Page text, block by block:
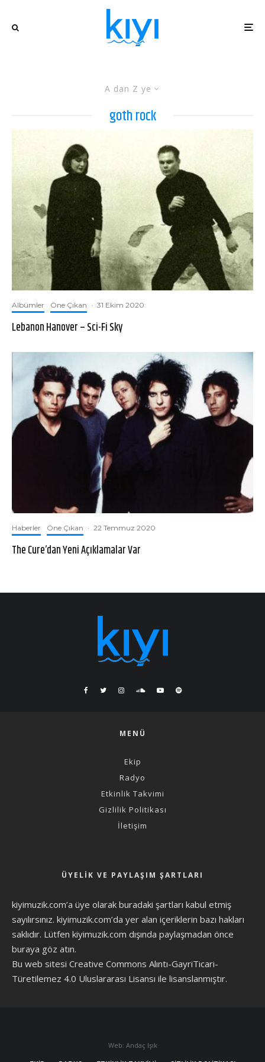
A dan Z ye
goth rock
Albümler Öne Çıkan · 31 Ekim 2020
Lebanon Hanover – Sci-Fi Sky
Haberler Öne Çıkan · 22 Temmuz 2020
The Cure’dan Yeni Açıklamalar Var
MENÜ
Ekip
Radyo
Etkinlik Takvimi
Gizlilik Politikası
İletişim
ÜYELIK VE PAYLAŞIM ŞARTLARI
kiyimuzik.com’a üye olarak buradaki şartları kabul etmiş
sayılırsınız. kiyimuzik.com’da yer alan içeriklerin bazı hakları
saklıdır. Lütfen kiyimuzik.com dışında paylaşmadan önce
buraya göz atın.
Bu web sitesi Creative Commons Alıntı-GayriTicari-
Türetilemez 4.0 Uluslararası Lisansı ile lisanslanmıştır.
Web: Andaç Işık